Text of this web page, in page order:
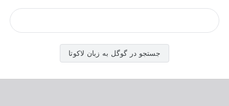
جستجو در گوگل به زبان لاکوتا